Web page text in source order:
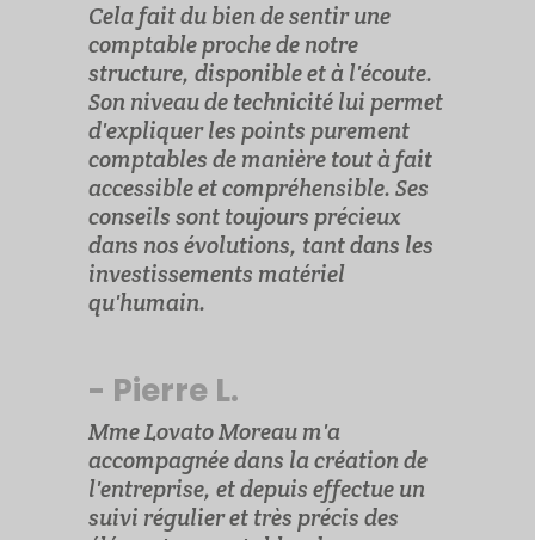
Cela fait du bien de sentir une
comptable proche de notre
structure, disponible et à l'écoute.
Son niveau de technicité lui permet
d'expliquer les points purement
comptables de manière tout à fait
accessible et compréhensible. Ses
conseils sont toujours précieux
dans nos évolutions, tant dans les
investissements matériel
qu'humain.
- Pierre L.
Mme Lovato Moreau m'a
accompagnée dans la création de
l'entreprise, et depuis effectue un
suivi régulier et très précis des